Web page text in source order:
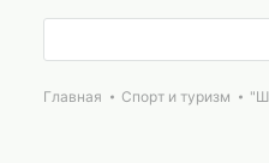
Главная Спорт и туризм